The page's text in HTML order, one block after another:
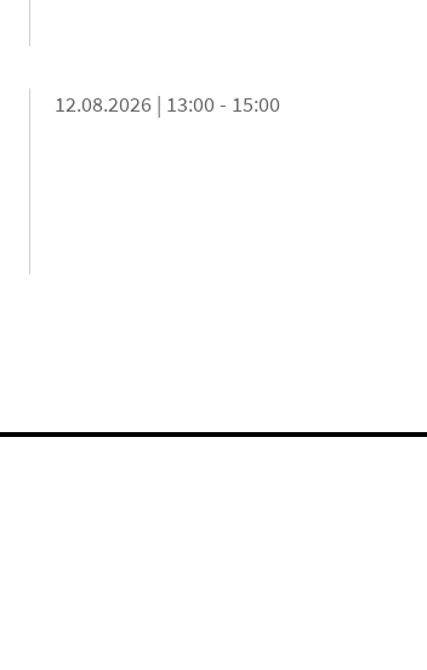
12.08.2026 | 13:00 - 15:00